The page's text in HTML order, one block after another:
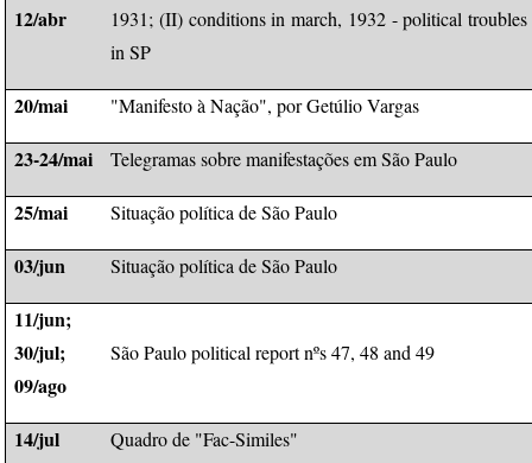
12/abr
1931; (II) conditions in march, 1932 - political troubles
in SP
20/mai "Manifesto à Nação", por Getúlio Vargas
23-24/mai Telegramas sobre manifestações em São Paulo
25/mai Situação política de São Paulo
03/jun Situação política de São Paulo
11/jun;
30/jul;
09/ago
São Paulo political report nºs 47, 48 and 49
14/jul Quadro de "Fac-Similes"